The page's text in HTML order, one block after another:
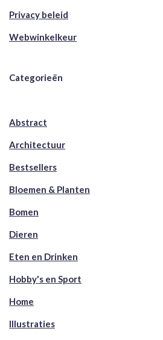
Privacy beleid
Webwinkelkeur
Categorieën
Abstract
Architectuur
Bestsellers
Bloemen & Planten
Bomen
Dieren
Eten en Drinken
Hobby's en Sport
Home
Illustraties